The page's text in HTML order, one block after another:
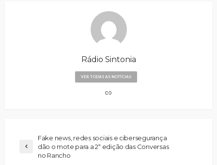
Rádio Sintonia
VER TODAS AS NOTÍCIAS
Fake news, redes sociais e cibersegurança
dão o mote para a 2ª edição das Conversas
no Rancho